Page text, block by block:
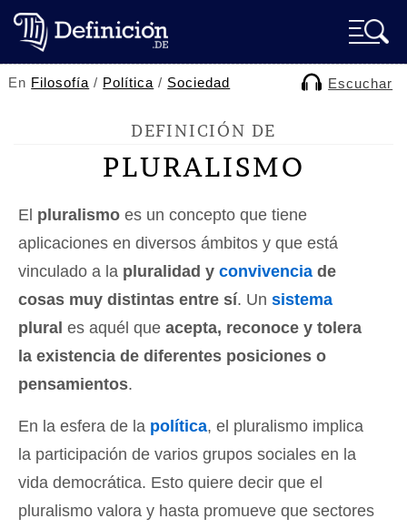
En Filosofía / Política / Sociedad Escuchar
DEFINICIÓN DE
PLURALISMO
El pluralismo es un concepto que tiene
aplicaciones en diversos ámbitos y que está
vinculado a la pluralidad y convivencia de
cosas muy distintas entre sí. Un sistema
plural es aquél que acepta, reconoce y tolera
la existencia de diferentes posiciones o
pensamientos.
En la esfera de la política, el pluralismo implica
la participación de varios grupos sociales en la
vida democrática. Esto quiere decir que el
pluralismo valora y hasta promueve que sectores